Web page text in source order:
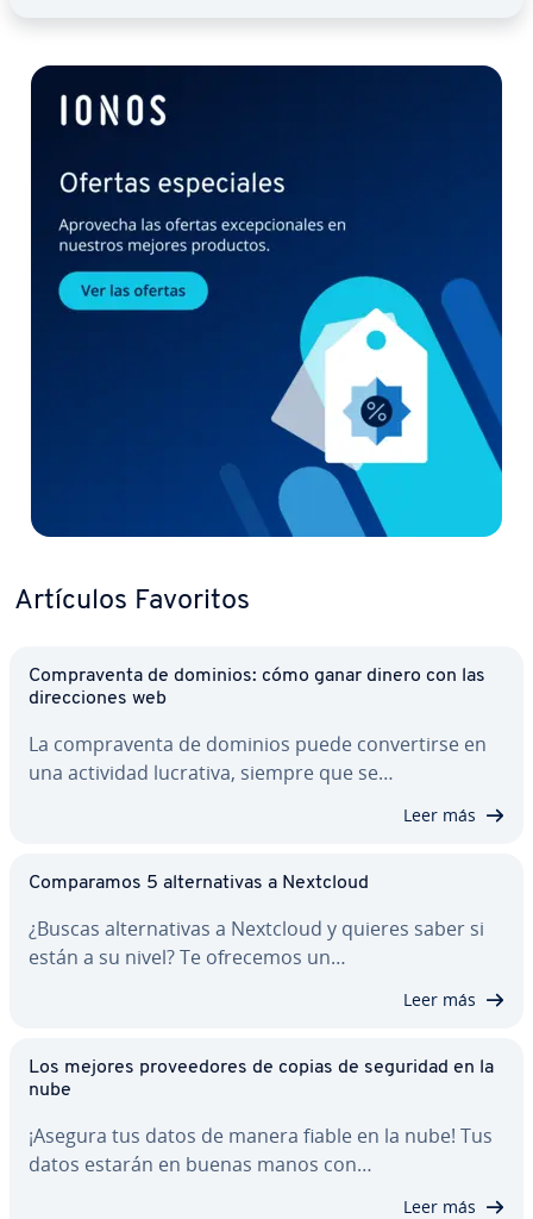
Artículos Favoritos
Co­m­pra­ve­n­ta de dominios: cómo ganar dinero con las
di­re­c­cio­nes web
La co­m­pra­ve­n­ta de dominios puede co­n­ve­r­ti­r­se en
una actividad lucrativa, siempre que se…
Leer más
Co­m­pa­ra­mos 5 al­te­r­na­ti­vas a Nextcloud
¿Buscas al­te­r­na­ti­vas a Nextcloud y quieres saber si
están a su nivel? Te ofrecemos un…
Leer más
Los mejores pro­vee­do­res de copias de seguridad en la
nube
¡Asegura tus datos de manera fiable en la nube! Tus
datos estarán en buenas manos con…
Leer más